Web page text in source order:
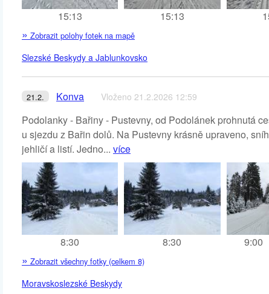
15:13 15:13
» Zobrazit polohy fotek na mapě
Slezské Beskydy a Jablunkovsko
21.2. Konva Vloženo 21.2.2026 12:59
Podolanky - Bařiny - Pustevny, od Podolánek prohnutá
u sjezdu z Bařin dolů. Na Pustevny krásně upraveno,
jehličí a listí. Jedno... více
8:30 8:30 9:00
» Zobrazit všechny fotky (celkem 8)
Moravskoslezské Beskydy